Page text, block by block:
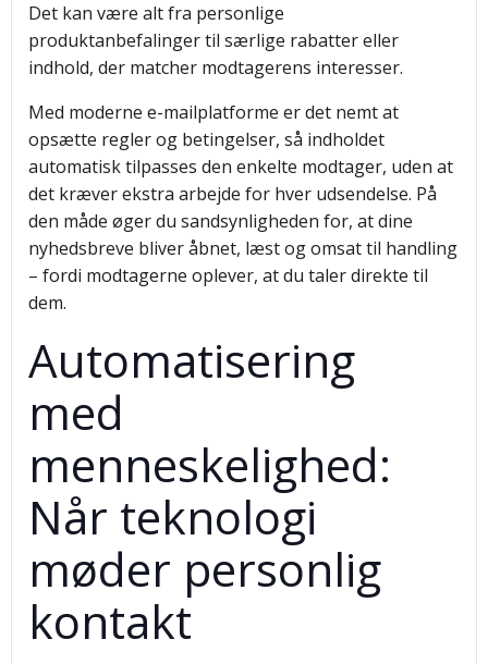
Det kan være alt fra personlige
produktanbefalinger til særlige rabatter eller
indhold, der matcher modtagerens interesser.
Med moderne e-mailplatforme er det nemt at
opsætte regler og betingelser, så indholdet
automatisk tilpasses den enkelte modtager, uden at
det kræver ekstra arbejde for hver udsendelse. På
den måde øger du sandsynligheden for, at dine
nyhedsbreve bliver åbnet, læst og omsat til handling
– fordi modtagerne oplever, at du taler direkte til
dem.
Automatisering
med
menneskelighed:
Når teknologi
møder personlig
kontakt